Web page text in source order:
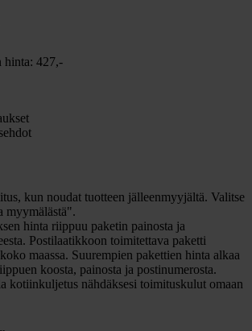
hinta: 427,-
kun noudat tuotteen jälleenmyyjältä. Valitse
myymälästä".
hinta riippuu paketin painosta ja
Postilaatikkoon toimitettava paketti
maassa. Suurempien pakettien hinta alkaa
koosta, painosta ja postinumerosta.
kotiinkuljetus nähdäksesi toimituskulut omaan